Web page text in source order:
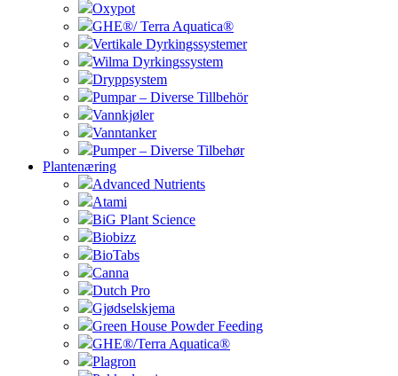
Oxypot
GHE®/ Terra Aquatica®
Vertikale Dyrkingssystemer
Wilma Dyrkingssystem
Dryppsystem
Pumpar – Diverse Tillbehör
Vannkjøler
Vanntanker
Pumper – Diverse Tilbehør
Plantenæring
Advanced Nutrients
Atami
BiG Plant Science
Biobizz
BioTabs
Canna
Dutch Pro
Gjødselskjema
Green House Powder Feeding
GHE®/Terra Aquatica®
Plagron